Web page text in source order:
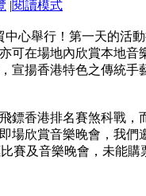
|閱讀模式
心舉行！第一天的
可在場地內欣賞本地
揚香港特色之傳統
鏢香港排名賽煞科戰
場欣賞音樂晚會，我
賽及音樂晚會，未能購